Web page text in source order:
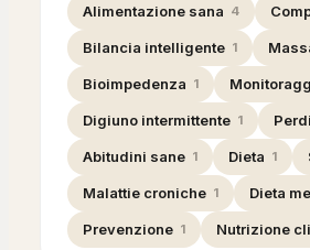
Alimentazione sana 4
Bilancia intelligente 1
Bioimpedenza 1
Digiuno intermittente 1
Abitudini sane 1 Dieta 1
Malattie croniche 1 Dieta
Prevenzione 1 Nutrizione